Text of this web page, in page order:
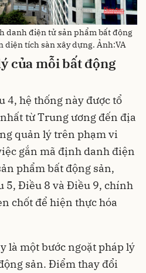
danh điện tử sản phẩm bất động
diện tích sàn xây dựng. Ảnh:VA
của mỗi bất động
4, hệ thống này được tổ
từ Trung ương đến địa
quản lý trên phạm vi
gắn mã định danh điện
phẩm bất động sản,
5, Điều 8 và Điều 9, chính
chốt để hiện thực hóa
là một bước ngoặt pháp lý
sản. Điểm thay đổi